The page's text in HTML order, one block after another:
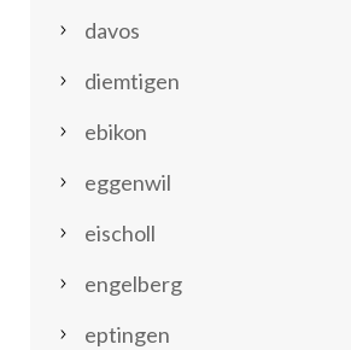
davos
diemtigen
ebikon
eggenwil
eischoll
engelberg
eptingen